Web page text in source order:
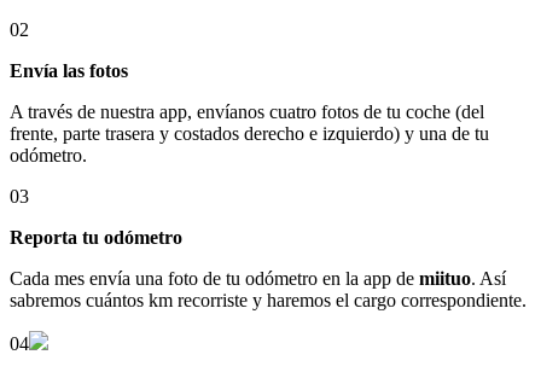
02
Envía las fotos
A través de nuestra app, envíanos cuatro fotos de tu coche (del
frente, parte trasera y costados derecho e izquierdo) y una de tu
odómetro.
03
Reporta tu odómetro
Cada mes envía una foto de tu odómetro en la app de miituo. Así
sabremos cuántos km recorriste y haremos el cargo correspondiente.
04